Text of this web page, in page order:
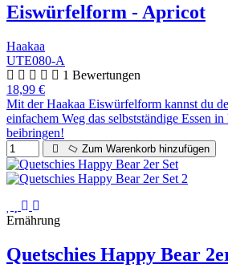
Eiswürfelform - Apricot
Haakaa
UTE080-A
1 Bewertungen
18,99 €
Mit der Haakaa Eiswürfelform kannst du
einfachem Weg das selbstständige Essen
beibringen!
Zum Warenkorb hinzufügen
Ernährung
Quetschies Happy Bear